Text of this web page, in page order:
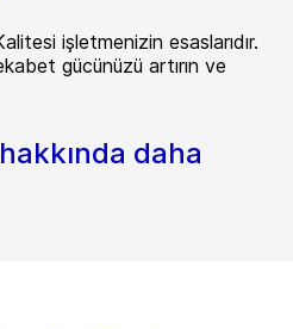
işletmenizin esaslarıdır.
gücünüzü artırın ve
daha